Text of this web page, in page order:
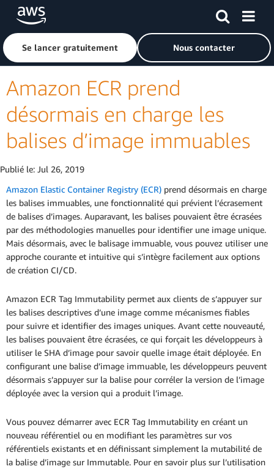
Passer au contenu principal
Cliquer ici pour revenir à la page d'accueil d'Amazon Web
Se lancer gratuitement Nous contacter
Amazon ECR prend
désormais en charge les
balises d’image immuables
Publié le: Jul 26, 2019
Amazon Elastic Container Registry (ECR) prend désormais en charge
les balises immuables, une fonctionnalité qui prévient l’écrasement
de balises d’images. Auparavant, les balises pouvaient être écrasées
par des méthodologies manuelles pour identifier une image unique.
Mais désormais, avec le balisage immuable, vous pouvez utiliser une
approche courante et intuitive qui s’intègre facilement aux options
de création CI/CD.
Amazon ECR Tag Immutability permet aux clients de s’appuyer sur
les balises descriptives d’une image comme mécanismes fiables
pour suivre et identifier des images uniques. Avant cette nouveauté,
les balises pouvaient être écrasées, ce qui forçait les développeurs à
utiliser le SHA d’image pour savoir quelle image était déployée. En
configurant une balise d’image immuable, les développeurs peuvent
désormais s’appuyer sur la balise pour corréler la version de l’image
déployée avec la version qui a produit l’image.
Vous pouvez démarrer avec ECR Tag Immutability en créant un
nouveau référentiel ou en modifiant les paramètres sur vos
référentiels existants et en définissant simplement la mutabilité de
la balise d’image sur Immutable. Pour en savoir plus sur l’utilisation